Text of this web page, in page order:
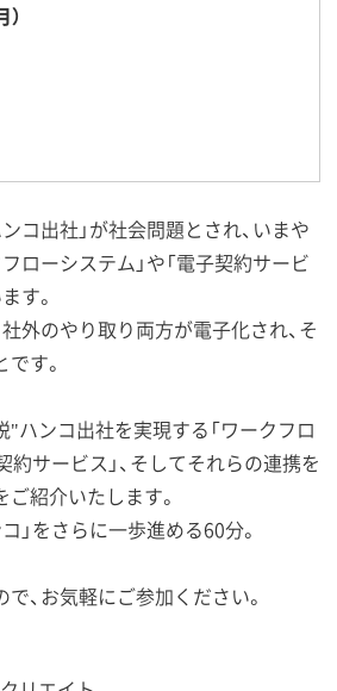
コ出社」が社会問題とされ、いまや
ローシステム」や「電子契約サービ
す。
外のやり取り両方が電子化され、そ
す。
"ハンコ出社を実現する「ワークフロ
約サービス」、そしてそれらの連携を
紹介いたします。
」をさらに一歩進める60分。
、お気軽にご参加ください。